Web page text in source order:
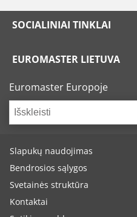
SOCIALINIAI TINKLAI
EUROMASTER LIETUVA
Euromaster Europoje
Išskleisti
Slapukų naudojimas
Bendrosios sąlygos
Svetainės struktūra
Kontaktai